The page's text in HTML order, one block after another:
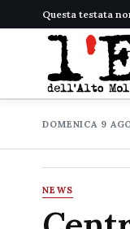
Questa testata
DOMENICA 9
NEWS